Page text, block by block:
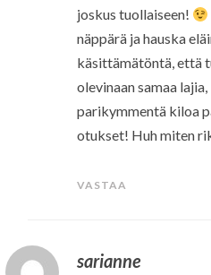
joskus tuollaiseen!
näppärä ja hauska
käsittämätöntä, että
olevinaan samaa
parikymmentä kiloa
otukset! Huh miten
VASTAA
sarianne